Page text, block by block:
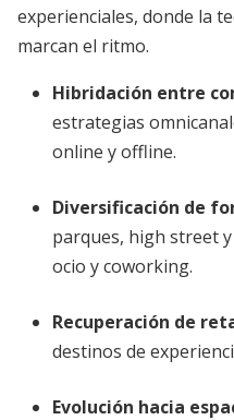
experienciales, donde la
marcan el ritmo.
Hibridación entre
estrategias
online y offline.
Diversificación de
parques, high street
ocio y coworking.
Recuperación de
destinos de
Evolución hacia